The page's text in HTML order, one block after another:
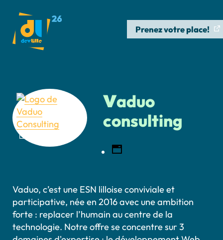
Prenez votre place!
vaduo
consulting
Vaduo, c’est une ESN lilloise conviviale et
participative, née en 2016 avec une ambition
forte : replacer l’humain au centre de la
technologie. Notre offre se concentre sur 3